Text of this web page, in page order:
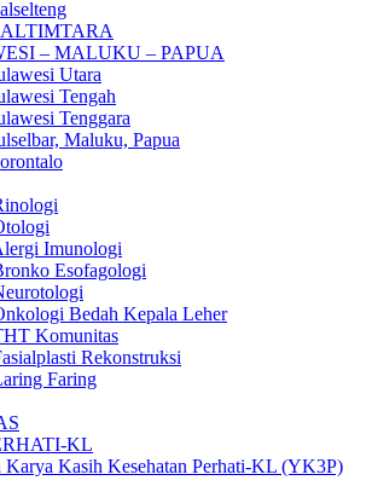
– MALUKU – PAPUA
Utara
Tengah
Tenggara
Maluku, Papua
Imunologi
Esofagologi
Bedah Kepala Leher
Komunitas
Rekonstruksi
Faring
KL
Karya Kasih Kesehatan Perhati-KL (YK3P)